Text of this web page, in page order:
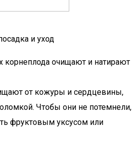
и уход
очищают и натирают
от кожуры и сердцевины,
Чтобы они не потемнели,
фруктовым уксусом или